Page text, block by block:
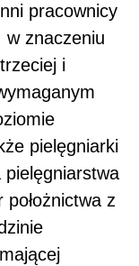
pracownicy
znaczeniu
i
pielęgniarki
pielęgniarstwa
położnictwa z